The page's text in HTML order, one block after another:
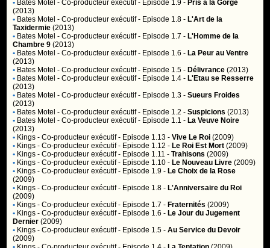
• Bates Motel - Co-producteur exécutif - Episode 1.9 - Pris à la Gorge
(2013)
• Bates Motel - Co-producteur exécutif - Episode 1.8 - L'Art de la
Taxidermie (2013)
• Bates Motel - Co-producteur exécutif - Episode 1.7 - L'Homme de la
Chambre 9 (2013)
• Bates Motel - Co-producteur exécutif - Episode 1.6 - La Peur au Ventre
(2013)
• Bates Motel - Co-producteur exécutif - Episode 1.5 - Délivrance (2013)
• Bates Motel - Co-producteur exécutif - Episode 1.4 - L'Etau se Resserre
(2013)
• Bates Motel - Co-producteur exécutif - Episode 1.3 -Sueurs Froides
(2013)
• Bates Motel - Co-producteur exécutif - Episode 1.2 -Suspicions (2013)
• Bates Motel - Co-producteur exécutif - Episode 1.1 - La Veuve Noire
(2013)
• Kings - Co-producteur exécutif - Episode 1.13 -Vive Le Roi (2009)
• Kings - Co-producteur exécutif - Episode 1.12 - Le Roi Est Mort (2009)
• Kings - Co-producteur exécutif - Episode 1.11 -Trahisons (2009)
• Kings - Co-producteur exécutif - Episode 1.10 - Le Nouveau Livre (2009)
• Kings - Co-producteur exécutif - Episode 1.9 - Le Choix de la Rose
(2009)
• Kings - Co-producteur exécutif - Episode 1.8 - L'Anniversaire du Roi
(2009)
• Kings - Co-producteur exécutif - Episode 1.7 - Fraternités (2009)
• Kings - Co-producteur exécutif - Episode 1.6 - Le Jour du Jugement
Dernier (2009)
• Kings - Co-producteur exécutif - Episode 1.5 -Au Service du Devoir
(2009)